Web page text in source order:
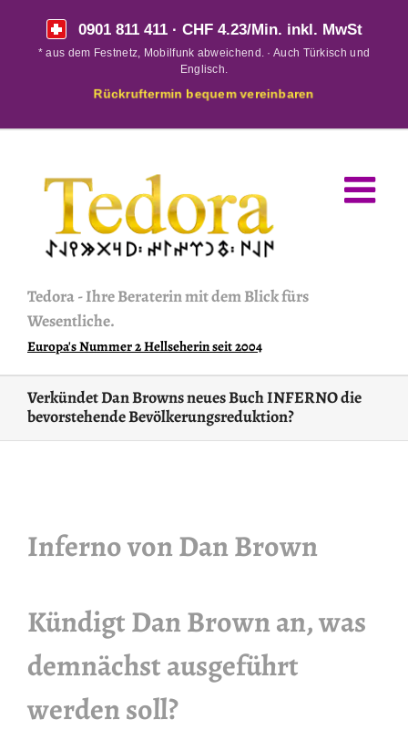
0901 811 411· CHF 4.23/Min. inkl. MwSt
* aus dem Festnetz, Mobilfunk abweichend. · Auch Türkisch und
Englisch.
Rückruftermin bequem vereinbaren
Tedora-Ihre Beraterin mit dem Blick fürs
Wesentliche.
Europa's Nummer 2 Hellseherin seit 2004
Verkündet Dan Browns neues Buch INFERNO die
bevorstehende Bevölkerungsreduktion?
Inferno von Dan Brown
Kündigt Dan Brown an, was
demnächst ausgeführt
werden soll?